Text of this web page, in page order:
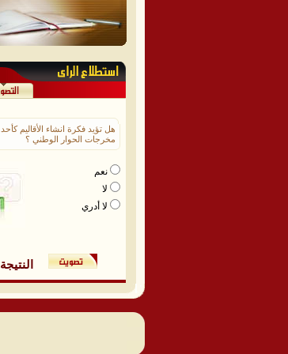
هل تؤيد فكرة انشاء الأقاليم كأحد
مخرجات الحوار الوطني ؟
نعم
لا
لا أدري
النتيجة